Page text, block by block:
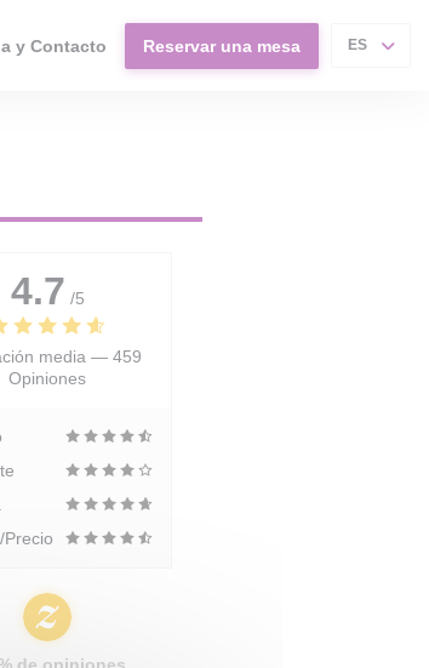
y Contacto Reservar una mesa ES
4.7 /5
media — 459
Opiniones
Precio